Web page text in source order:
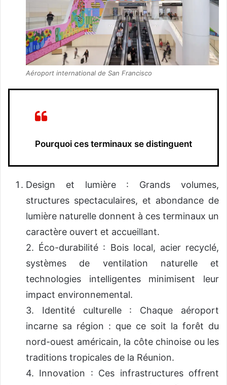
Aéroport international de San Francisco
Pourquoi ces terminaux se distinguent
Design et lumière : Grands volumes,
structures spectaculaires, et abondance de
lumière naturelle donnent à ces terminaux un
caractère ouvert et accueillant.
2. Éco-durabilité : Bois local, acier recyclé,
systèmes de ventilation naturelle et
technologies intelligentes minimisent leur
impact environnemental.
3. Identité culturelle : Chaque aéroport
incarne sa région : que ce soit la forêt du
nord-ouest américain, la côte chinoise ou les
traditions tropicales de la Réunion.
4. Innovation : Ces infrastructures offrent